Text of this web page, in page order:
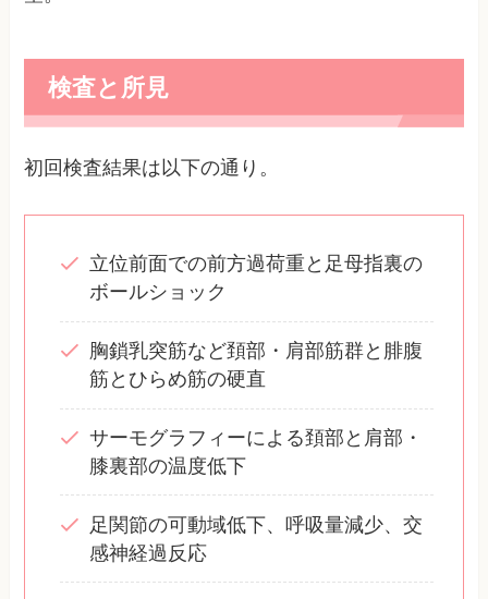
検査と所見
初回検査結果は以下の通り。
立位前面での前方過荷重と足母指裏の
ボールショック
胸鎖乳突筋など頚部・肩部筋群と腓腹
筋とひらめ筋の硬直
サーモグラフィーによる頚部と肩部・
膝裏部の温度低下
足関節の可動域低下、呼吸量減少、交
感神経過反応